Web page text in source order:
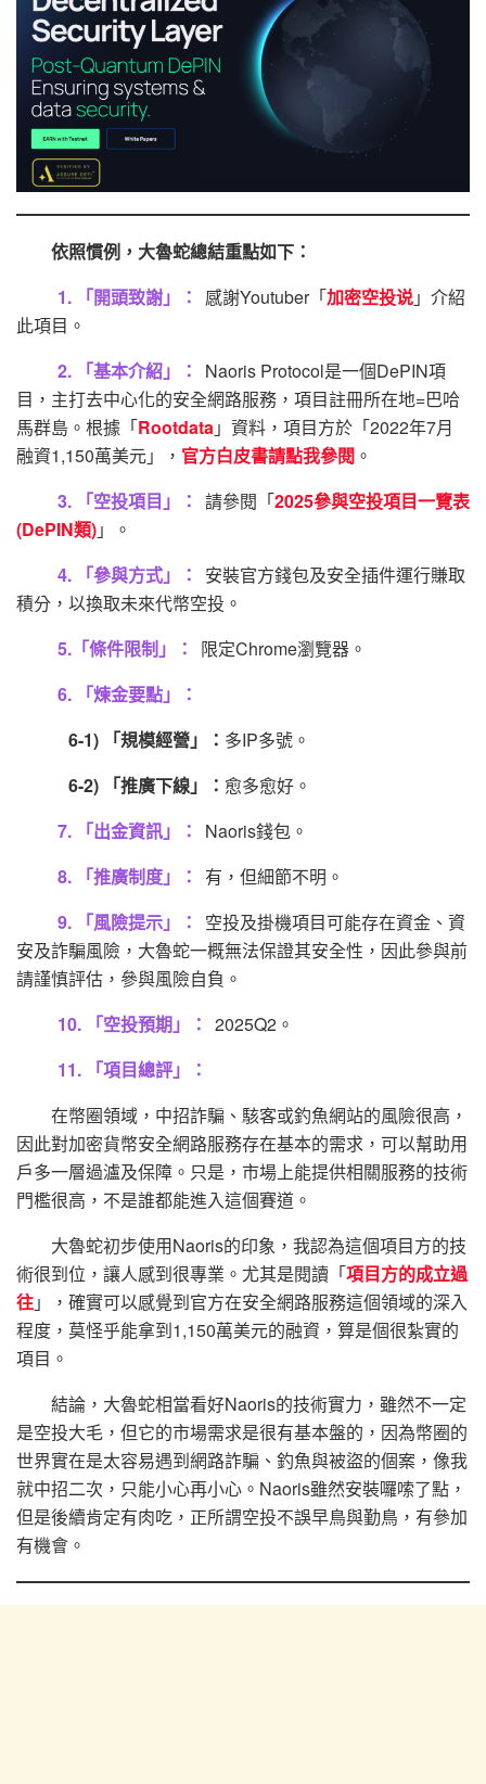
依照慣例，大魯蛇總結重點如下：
1. 「開頭致謝」：
感謝Youtuber「加密空投说」介紹
此項目。
2. 「基本介紹」：
Naoris Protocol是一個DePIN項
目，主打去中心化的安全網路服務，項目註冊所在地=巴哈
馬群島。根據「Rootdata」資料，項目方於「2022年7月
融資1,150萬美元」， 官方白皮書請點我參閱 。
3. 「空投項目」： 請參閱「2025參與空投項目一覽表
(DePIN類)」。
4. 「參與方式」：
安裝官方錢包及安全插件運行賺取
積分，以換取未來代幣空投。
5.「條件限制」：
限定Chrome瀏覽器。
6. 「煉金要點」：
6-1) 「規模經營」： 多IP多號。
6-2) 「推廣下線」： 愈多愈好。
7. 「出金資訊」：
Naoris錢包。
8. 「推廣制度」：
有，但細節不明。
9. 「風險提示」：
空投及掛機項目可能存在資金、資
安及詐騙風險，大魯蛇一概無法保證其安全性，因此參與前
請謹慎評估，參與風險自負。
10. 「空投預期」： 2025Q2。
11. 「項目總評」：
在幣圈領域，中招詐騙、駭客或釣魚網站的風險很高，
因此對加密貨幣安全網路服務存在基本的需求，可以幫助用
戶多一層過瀘及保障。只是，市場上能提供相關服務的技術
門檻很高，不是誰都能進入這個賽道。
大魯蛇初步使用Naoris的印象，我認為這個項目方的技
術很到位，讓人感到很專業。尤其是閱讀「項目方的成立過
往」，確實可以感覺到官方在安全網路服務這個領域的深入
程度，莫怪乎能拿到1,150萬美元的融資，算是個很紮實的
項目。
結論，大魯蛇相當看好Naoris的技術實力，雖然不一定
是空投大毛，但它的市場需求是很有基本盤的，因為幣圈的
世界實在是太容易遇到網路詐騙、釣魚與被盜的個案，像我
就中招二次，只能小心再小心。Naoris雖然安裝囉嗦了點，
但是後續肯定有肉吃，正所謂空投不誤早鳥與勤鳥，有參加
有機會。